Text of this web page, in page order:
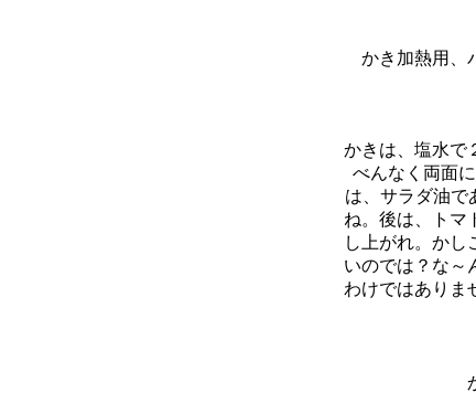
かき加熱用、
かきは、塩水で
べんなく両面
は、サラダ油
ね。後は、トマ
し上がれ。かし
いのでは？な～
わけではありま